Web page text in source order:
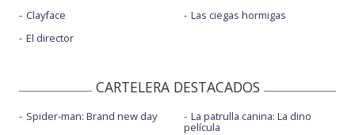
Clayface
El director
Las ciegas hormigas
CARTELERA DESTACADOS
Spider-man: Brand new day
La patrulla canina: La dino
película